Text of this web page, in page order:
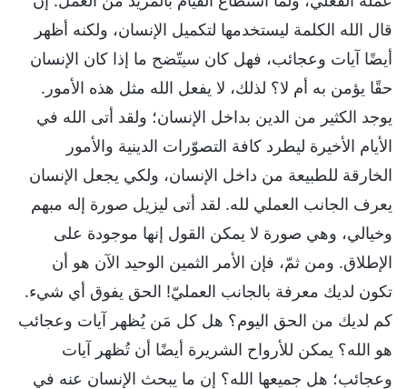
قال الله الكلمة ليستخدمها لتكميل الإنسان، ولكنه أظهر
أيضًا آيات وعجائب، فهل كان سيتّضح ما إذا كان الإنسان
حقًا يؤمن به أم لا؟ لذلك، لا يفعل الله مثل هذه الأمور.
يوجد الكثير من الدين بداخل الإنسان؛ ولقد أتى الله في
الأيام الأخيرة ليطرد كافة التصوّرات الدينية والأمور
الخارقة للطبيعة من داخل الإنسان، ولكي يجعل الإنسان
يعرف الجانب العملي لله. لقد أتى ليزيل صورة إله مبهم
وخيالي، وهي صورة لا يمكن القول إنها موجودة على
الإطلاق. ومن ثمّ، فإن الأمر الثمين الوحيد الآن هو أن
تكون لديك معرفة بالجانب العمليّ! الحق يفوق أي شيء.
كم لديك من الحق اليوم؟ هل كل مَن يُظهر آيات وعجائب
هو الله؟ يمكن للأرواح الشريرة أيضًا أن تُظهر آيات
وعجائب؛ هل جميعها الله؟ إن ما يبحث الإنسان عنه في